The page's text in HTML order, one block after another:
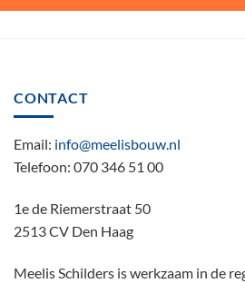
CONTACT
Email: info@meelisbouw.nl
Telefoon: 070 346 51 00
1e de Riemerstraat 50
2513 CV Den Haag
Meelis Schilders is werkzaam in de